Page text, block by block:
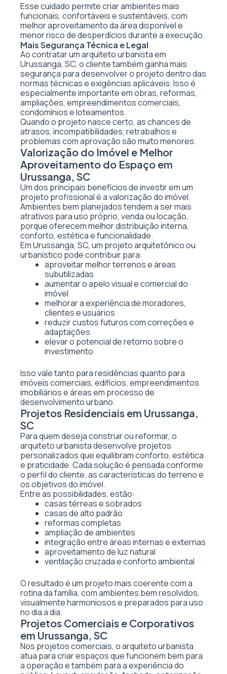
Esse cuidado permite criar ambientes mais
funcionais, confortáveis e sustentáveis, com
melhor aproveitamento da área disponível e
menor risco de desperdícios durante a execução.
Mais Segurança Técnica e Legal
Ao contratar um arquiteto urbanista em
Urussanga, SC, o cliente também ganha mais
segurança para desenvolver o projeto dentro das
normas técnicas e exigências aplicáveis. Isso é
especialmente importante em obras, reformas,
ampliações, empreendimentos comerciais,
condomínios e loteamentos.
Quando o projeto nasce certo, as chances de
atrasos, incompatibilidades, retrabalhos e
problemas com aprovação são muito menores.
Valorização do Imóvel e Melhor
Aproveitamento do Espaço em
Urussanga, SC
Um dos principais benefícios de investir em um
projeto profissional é a valorização do imóvel.
Ambientes bem planejados tendem a ser mais
atrativos para uso próprio, venda ou locação,
porque oferecem melhor distribuição interna,
conforto, estética e funcionalidade.
Em Urussanga, SC, um projeto arquitetônico ou
urbanístico pode contribuir para:
aproveitar melhor terrenos e áreas
subutilizadas
aumentar o apelo visual e comercial do
imóvel
melhorar a experiência de moradores,
clientes e usuários
reduzir custos futuros com correções e
adaptações
elevar o potencial de retorno sobre o
investimento
Isso vale tanto para residências quanto para
imóveis comerciais, edifícios, empreendimentos
imobiliários e áreas em processo de
desenvolvimento urbano.
Projetos Residenciais em Urussanga,
SC
Para quem deseja construir ou reformar, o
arquiteto urbanista desenvolve projetos
personalizados que equilibram conforto, estética
e praticidade. Cada solução é pensada conforme
o perfil do cliente, as características do terreno e
os objetivos do imóvel.
Entre as possibilidades, estão:
casas térreas e sobrados
casas de alto padrão
reformas completas
ampliação de ambientes
integração entre áreas internas e externas
aproveitamento de luz natural
ventilação cruzada e conforto ambiental
O resultado é um projeto mais coerente com a
rotina da família, com ambientes bem resolvidos,
visualmente harmoniosos e preparados para uso
no dia a dia.
Projetos Comerciais e Corporativos
em Urussanga, SC
Nos projetos comerciais, o arquiteto urbanista
atua para criar espaços que funcionem bem para
a operação e também para a experiência do